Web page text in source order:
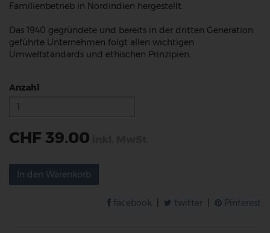
Familienbetrieb in Nordindien hergestellt.
Das 1940 gegründete und bereits in der dritten Generation
geführte Unternehmen folgt allen wichtigen
Umweltstandards und ethischen Prinzipien.
Anzahl
CHF 39.00
In den Warenkorb
facebook twitter Pinterest